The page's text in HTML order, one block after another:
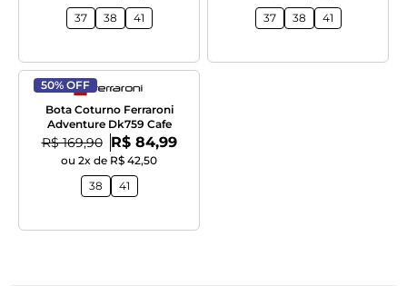
37
38 41
37
38 41
50% OFF
Bota Coturno Ferraroni
Adventure Dk759 Cafe
De:
R$ 169,90 Por:
R$ 84,99
ou 2x de R$ 42,50
38
41